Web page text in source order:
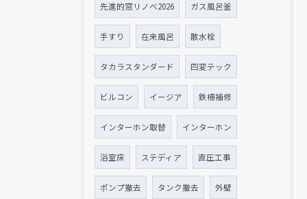
先進的窓リノベ2026 ガス風呂釜
手すり 在来風呂 散水栓
タカラスタンダード 四変テック
ビルコン イージア 鉄柵補修
インターホン取替 インターホン
浴室床 ステディア 直圧工事
ポンプ撤去 タンク撤去 外壁